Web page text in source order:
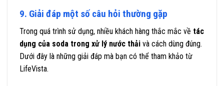
9. Giải đáp một số câu hỏi thường gặp
Trong quá trình sử dụng, nhiều khách hàng thắc mắc về tác
dụng của soda trong xử lý nước thải và cách dùng đúng.
Dưới đây là những giải đáp mà bạn có thể tham khảo từ
LifeVista.